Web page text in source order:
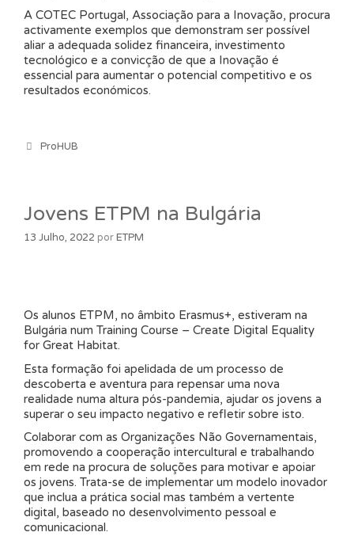
A COTEC Portugal, Associação para a Inovação, procura
activamente exemplos que demonstram ser possível
aliar a adequada solidez financeira, investimento
tecnológico e a convicção de que a Inovação é
essencial para aumentar o potencial competitivo e os
resultados económicos.
Categorias
ProHUB
Jovens ETPM na Bulgária
13 Julho, 2022 porETPM
Os alunos ETPM, no âmbito Erasmus+, estiveram na
Bulgária num Training Course – Create Digital Equality
for Great Habitat.
Esta formação foi apelidada de um processo de
descoberta e aventura para repensar uma nova
realidade numa altura pós-pandemia, ajudar os jovens a
superar o seu impacto negativo e refletir sobre isto.
Colaborar com as Organizações Não Governamentais,
promovendo a cooperação intercultural e trabalhando
em rede na procura de soluções para motivar e apoiar
os jovens. Trata-se de implementar um modelo inovador
que inclua a prática social mas também a vertente
digital, baseado no desenvolvimento pessoal e
comunicacional.